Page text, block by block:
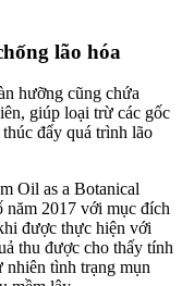
lão hóa
hưỡng cũng chứa
giúp loại trừ các gốc
đẩy quá trình lão
Oil as a Botanical
năm 2017 với mục đích
được thực hiện với
thu được cho thấy tính
nhiên tình trạng mụn